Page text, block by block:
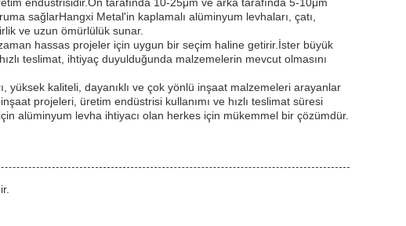
sağlarHangxi Metal'in kaplamalı alüminyum levhaları, çatı,
ve uzun ömürlülük sunar.
hassas projeler için uygun bir seçim haline getirir.İster büyük
teslimat, ihtiyaç duyulduğunda malzemelerin mevcut olmasını
yüksek kaliteli, dayanıklı ve çok yönlü inşaat malzemeleri arayanlar
projeleri, üretim endüstrisi kullanımı ve hızlı teslimat süresi
alüminyum levha ihtiyacı olan herkes için mükemmel bir çözümdür.